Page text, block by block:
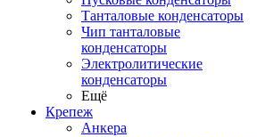
Танталовые конденсаторы
Чип танталовые
конденсаторы
Электролитические
конденсаторы
Ещё
Крепеж
Анкера